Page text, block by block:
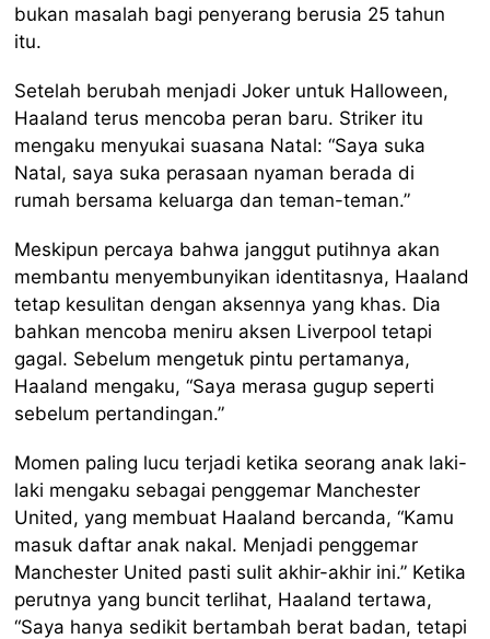
bukan masalah bagi penyerang berusia 25 tahun
itu.
Setelah berubah menjadi Joker untuk Halloween,
Haaland terus mencoba peran baru. Striker itu
mengaku menyukai suasana Natal: “Saya suka
Natal, saya suka perasaan nyaman berada di
rumah bersama keluarga dan teman-teman.”
Meskipun percaya bahwa janggut putihnya akan
membantu menyembunyikan identitasnya, Haaland
tetap kesulitan dengan aksennya yang khas. Dia
bahkan mencoba meniru aksen Liverpool tetapi
gagal. Sebelum mengetuk pintu pertamanya,
Haaland mengaku, “Saya merasa gugup seperti
sebelum pertandingan.”
Momen paling lucu terjadi ketika seorang anak laki-
laki mengaku sebagai penggemar Manchester
United, yang membuat Haaland bercanda, “Kamu
masuk daftar anak nakal. Menjadi penggemar
Manchester United pasti sulit akhir-akhir ini.” Ketika
perutnya yang buncit terlihat, Haaland tertawa,
“Saya hanya sedikit bertambah berat badan, tetapi